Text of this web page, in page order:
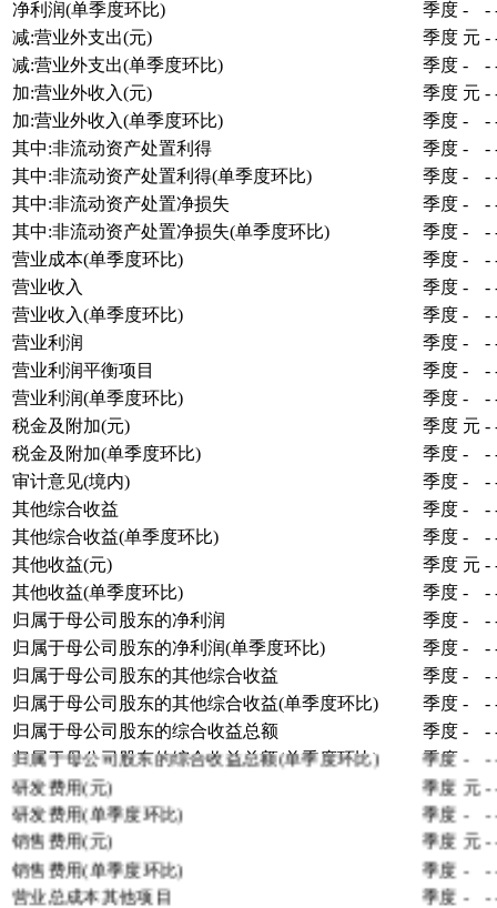
净利润(单季度环比) 季度 - -
减:营业外支出(元)
季度 元 -
减:营业外支出(单季度环比)
季度 - -
加:营业外收入(元)
季度 元 -
加:营业外收入(单季度环比)
季度 - -
其中:非流动资产处置利得
季度 - -
其中:非流动资产处置利得(单季度环比)
季度 - -
其中:非流动资产处置净损失
季度 - -
其中:非流动资产处置净损失(单季度环比)
季度 - -
营业成本(单季度环比)
季度 - -
营业收入
季度 - -
营业收入(单季度环比)
季度 - -
营业利润
季度 - -
营业利润平衡项目
季度 - -
营业利润(单季度环比)
季度 - -
税金及附加(元)
季度 元 -
税金及附加(单季度环比)
季度 - -
审计意见(境内)
季度 - -
其他综合收益
季度 - -
其他综合收益(单季度环比)
季度 - -
其他收益(元)
季度 元 -
其他收益(单季度环比)
季度 - -
归属于母公司股东的净利润
季度 - -
归属于母公司股东的净利润(单季度环比)
季度 - -
归属于母公司股东的其他综合收益
季度 - -
归属于母公司股东的其他综合收益(单季度环比)
季度 - -
归属于母公司股东的综合收益总额
季度 - -
归属于母公司股东的综合收益总额(单季度环比)
季度 - -
研发费用(元)
季度 元 -
研发费用(单季度环比)
季度 - -
销售费用(元)
季度 元 -
销售费用(单季度环比)
季度 - -
营业总成本其他项目
季度 - -